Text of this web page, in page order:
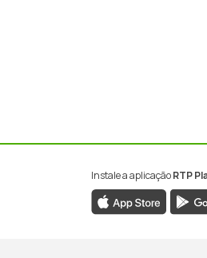
Instale a aplicaçãoRTP